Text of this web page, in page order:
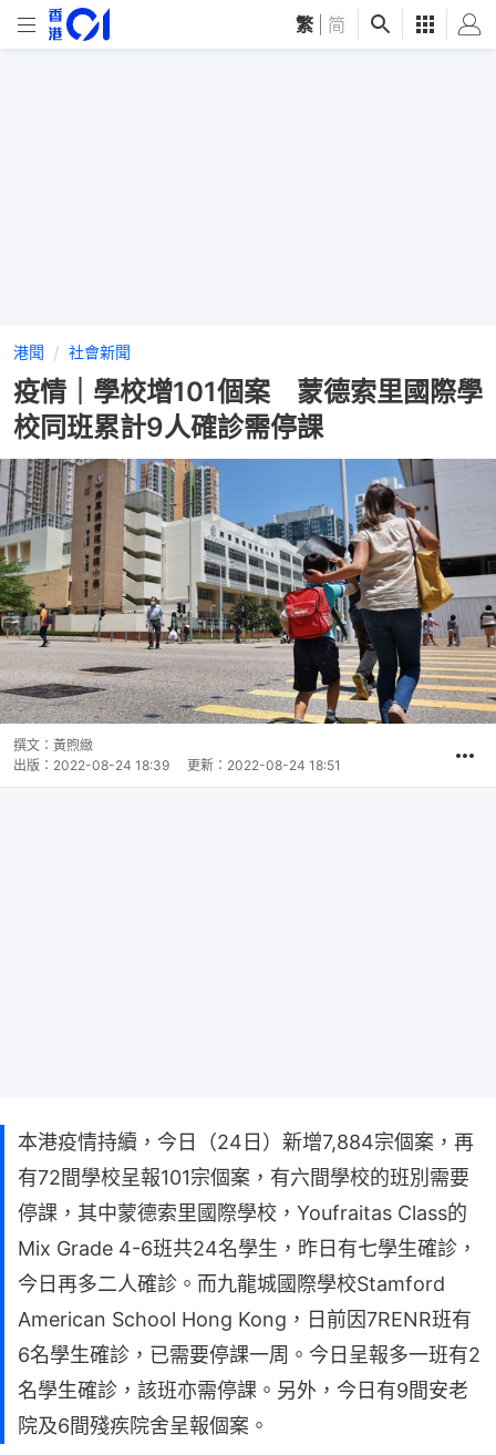
繁 简
港聞 社會新聞
疫情｜學校增101個案 蒙德索里國際學
校同班累計9人確診需停課
撰文： 黃煦緻
出版： 2022-08-24 18:39 更新： 2022-08-24 18:51
本港疫情持續，今日（24日）新增7,884宗個案，再
有72間學校呈報101宗個案，有六間學校的班別需要
停課，其中蒙德索里國際學校，Youfraitas Class的
Mix Grade 4-6班共24名學生，昨日有七學生確診，
今日再多二人確診。而九龍城國際學校Stamford
American School Hong Kong，日前因7RENR班有
6名學生確診，已需要停課一周。今日呈報多一班有2
名學生確診，該班亦需停課。另外，今日有9間安老
院及6間殘疾院舍呈報個案。